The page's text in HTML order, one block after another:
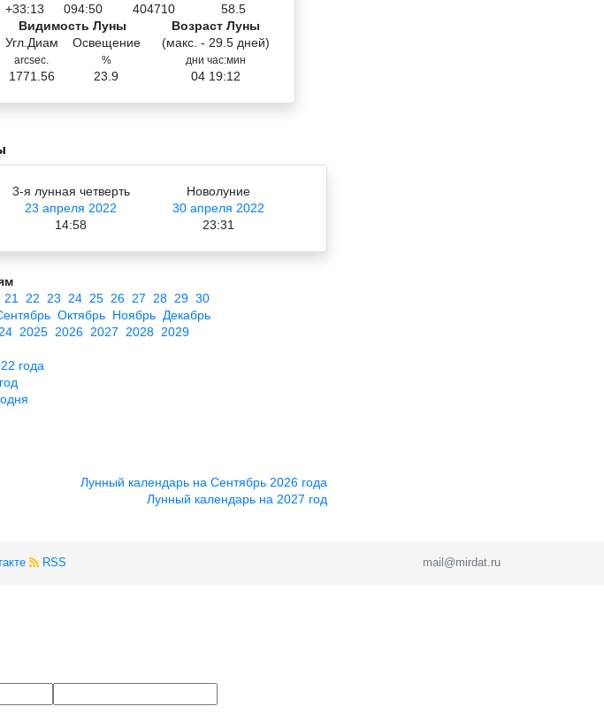
+33:13 094:50 404710
58.5
Видимость Луны
Угл.Диам
arcsec.
1771.56
Освещение
%
23.9
Возраст Луны
(макс. - 29.5 дней)
дни час:мин
04 19:12
3-я лунная четверть
23 апреля 2022
14:58
Новолуние
30 апреля 2022
23:31
21 22 23 24 25 26 27 28 29 30
Октябрь Ноябрь Декабрь
2025 2026 2027 2028 2029
года
Лунный календарь на Сентябрь 2026 года
Лунный календарь на 2027 год
RSS mail@mirdat.ru